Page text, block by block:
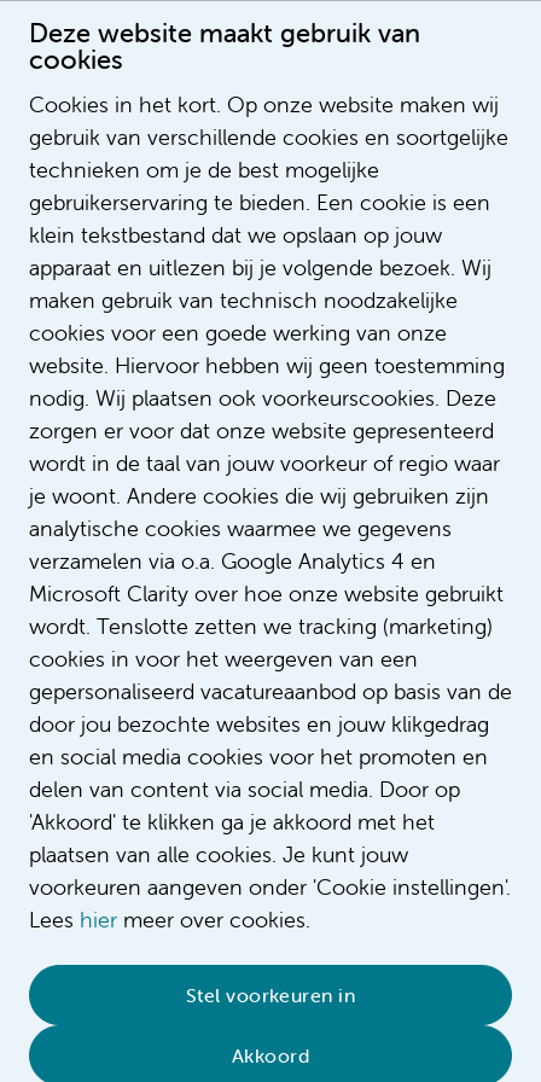
Deze website maakt gebruik van
cookies
Cookies in het kort. Op onze website maken wij
gebruik van verschillende cookies en soortgelijke
technieken om je de best mogelijke
gebruikerservaring te bieden. Een cookie is een
klein tekstbestand dat we opslaan op jouw
apparaat en uitlezen bij je volgende bezoek. Wij
maken gebruik van technisch noodzakelijke
cookies voor een goede werking van onze
website. Hiervoor hebben wij geen toestemming
nodig. Wij plaatsen ook voorkeurscookies. Deze
zorgen er voor dat onze website gepresenteerd
wordt in de taal van jouw voorkeur of regio waar
je woont. Andere cookies die wij gebruiken zijn
analytische cookies waarmee we gegevens
verzamelen via o.a. Google Analytics 4 en
Microsoft Clarity over hoe onze website gebruikt
wordt. Tenslotte zetten we tracking (marketing)
cookies in voor het weergeven van een
gepersonaliseerd vacatureaanbod op basis van de
door jou bezochte websites en jouw klikgedrag
en social media cookies voor het promoten en
delen van content via social media. Door op
'Akkoord' te klikken ga je akkoord met het
plaatsen van alle cookies. Je kunt jouw
voorkeuren aangeven onder 'Cookie instellingen'.
Lees hier meer over cookies.
Stel voorkeuren in
Akkoord
Monique Bijlsma
Adviseur loopbaan en ontwikkeling
Cookieverklaring • Sitemap